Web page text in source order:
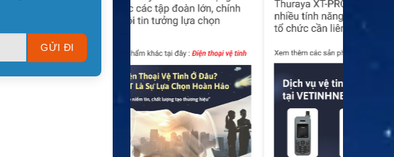
Please
this